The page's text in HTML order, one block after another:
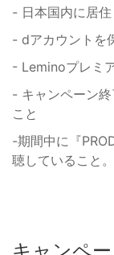
- 日本国内に居
- dアカウントを
- Leminoプレミ
- キャンペーン
こと
-期間中に『
聴していること。